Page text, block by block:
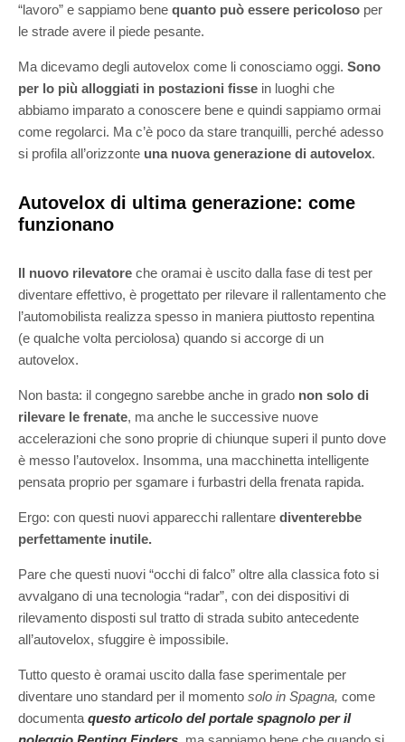
“lavoro” e sappiamo bene quanto può essere pericoloso per
le strade avere il piede pesante.
Ma dicevamo degli autovelox come li conosciamo oggi. Sono
per lo più alloggiati in postazioni fisse in luoghi che
abbiamo imparato a conoscere bene e quindi sappiamo ormai
come regolarci. Ma c’è poco da stare tranquilli, perché adesso
si profila all’orizzonte una nuova generazione di autovelox.
Autovelox di ultima generazione: come
funzionano
Il nuovo rilevatore che oramai è uscito dalla fase di test per
diventare effettivo, è progettato per rilevare il rallentamento che
l’automobilista realizza spesso in maniera piuttosto repentina
(e qualche volta perciolosa) quando si accorge di un
autovelox.
Non basta: il congegno sarebbe anche in grado non solo di
rilevare le frenate, ma anche le successive nuove
accelerazioni che sono proprie di chiunque superi il punto dove
è messo l’autovelox. Insomma, una macchinetta intelligente
pensata proprio per sgamare i furbastri della frenata rapida.
Ergo: con questi nuovi apparecchi rallentare diventerebbe
perfettamente inutile.
Pare che questi nuovi “occhi di falco” oltre alla classica foto si
avvalgano di una tecnologia “radar”, con dei dispositivi di
rilevamento disposti sul tratto di strada subito antecedente
all’autovelox, sfuggire è impossibile.
Tutto questo è oramai uscito dalla fase sperimentale per
diventare uno standard per il momento solo in Spagna, come
documenta questo articolo del portale spagnolo per il